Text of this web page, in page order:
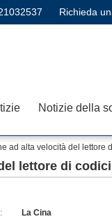
Richieda
ad alta velocità del lettore
lettore di
La Cina